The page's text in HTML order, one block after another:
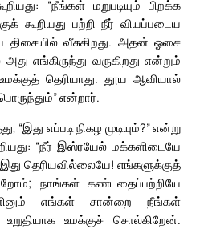
“நீங்கள் மறுபடியும் பிறக்க
கூறியது பற்றி நீர் வியப்படைய
திசையில் வீசுகிறது. அதன் ஓசை
எங்கிருந்து வருகிறது என்றும்
தெரியாது. தூய ஆவியால்
என்றார்.
எப்படி நிகழ முடியும்?” என்று
“நீர் இஸ்ரயேல் மக்களிடையே
தெரியவில்லையே! எங்களுக்குத்
நாங்கள் கண்டதைப்பற்றியே
எங்கள் சான்றை நீங்கள்
உமக்குச் சொல்கிறேன்.